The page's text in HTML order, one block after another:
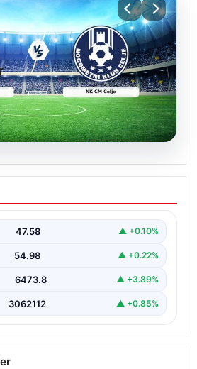
Armenia – NK CM
Maç ne zaman?
47.58 ▲ +0.10%
54.98 ▲ +0.22%
6473.8 ▲ +3.89%
3062112 ▲ +0.85%